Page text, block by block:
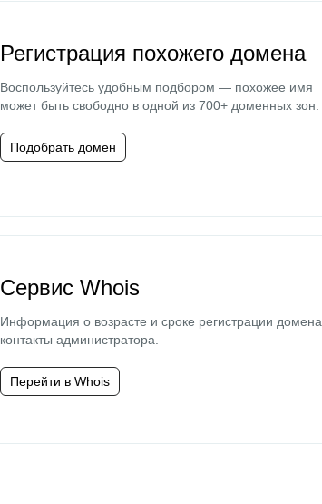
Регистрация похожего домена
Воспользуйтесь удобным подбором — похожее имя
может быть свободно в одной из 700+ доменных зон.
Подобрать домен
Сервис Whois
Информация о возрасте и сроке регистрации домена,
контакты администратора.
Перейти в Whois